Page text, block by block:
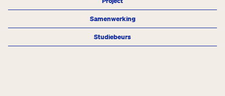
Samenwerking
Studiebeurs